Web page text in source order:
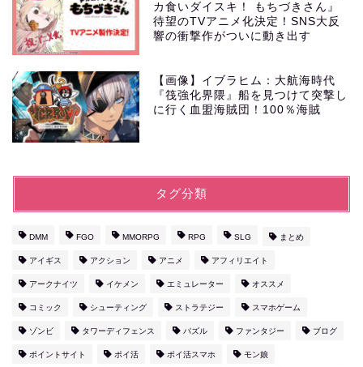
カ食いダイスキ！ もちづきさん』
待望のTVアニメ化決定！SNS大反
響の衝撃作がついに動き出す
【画像】イブラヒム：大航海時代
『筏強化界隈』船を見つけて突撃し
に行く血盟海賊団！100％海賊
タグ分類
DMM FGO MMORPG RPG SLG まとめ
アイギス アクション アニメ アフィリエイト
アークナイツ イケメン エミュレーター オススメ
コミック シューティング ストラテジー スマホゲーム
ゾンビ タワーディフェンス パズル ファンタジー ブログ
ポイントサイト ポイ活 ポイ活スマホ モン娘